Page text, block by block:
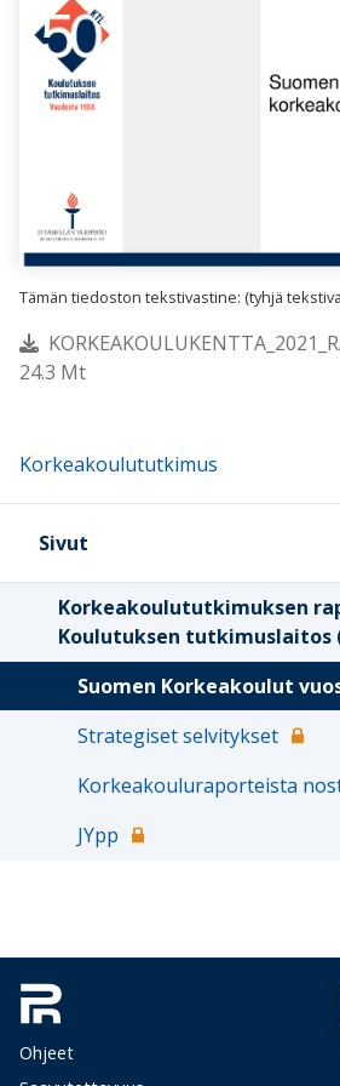
Tämän tiedoston tekstivastine: (tyhjä
24.3 Mt
Korkeakoulututkimus
Sivut
Korkeakoulututkimuksen
Koulutuksen tutkimuslaitos
Suomen Korkeakoulut
Strategiset selvitykset
Korkeakouluraporteista
JYpp
Ohjeet